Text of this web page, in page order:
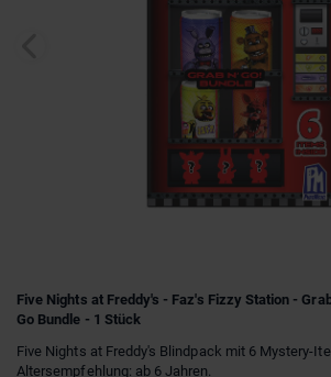
Five Nights at Freddy's - Faz's Fizzy Station -
Go Bundle - 1 Stück
Five Nights at Freddy's Blindpack mit 6 Mystery-
Altersempfehlung: ab 6 Jahren.